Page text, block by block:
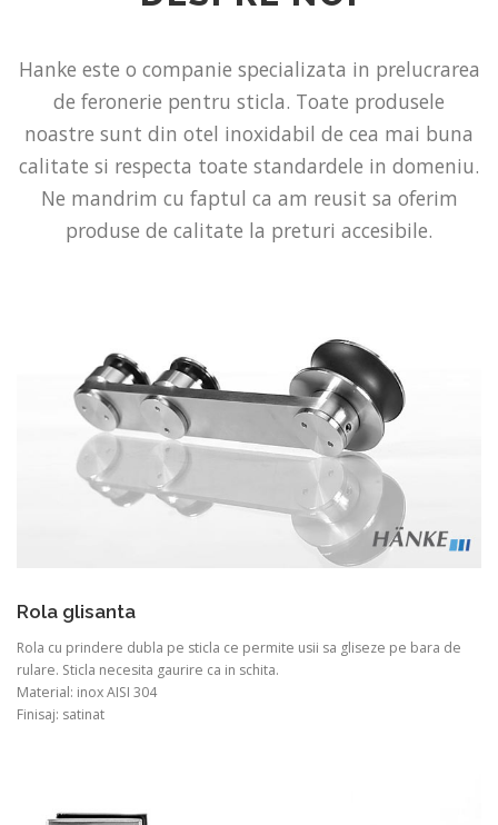
Hanke este o companie specializata in prelucrarea
de feronerie pentru sticla. Toate produsele
noastre sunt din otel inoxidabil de cea mai buna
calitate si respecta toate standardele in domeniu.
Ne mandrim cu faptul ca am reusit sa oferim
produse de calitate la preturi accesibile.
Rola glisanta
Rola cu prindere dubla pe sticla ce permite usii sa gliseze pe bara de
rulare. Sticla necesita gaurire ca in schita.
Material: inox AISI 304
Finisaj: satinat